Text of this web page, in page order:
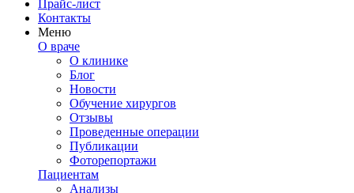
Прайс-лист
Контакты
Меню
О враче
О клинике
Блог
Новости
Обучение хирургов
Отзывы
Проведенные операции
Публикации
Фоторепортажи
Пациентам
Анализы